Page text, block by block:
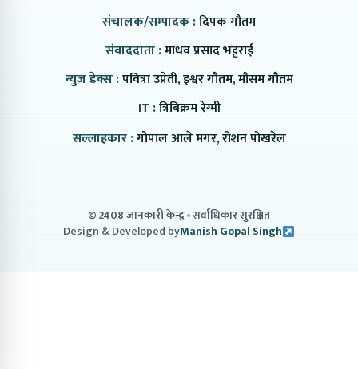
संचालक/सम्पादक :दिपक गौतम
संवाददाता :माधव प्रसाद भट्टराई
न्युज डेक्स :पवित्रा उप्रेती, इश्वर गौतम, मौसम गौतम
IT :त्रिबिक्रम रेग्मी
सल्लाहकार :गोपाल आले मगर, रोशन पोखरेल
© 2408 जानकारी केन्द्र सर्वाधिकार सुरक्षित
Design & Developed byManish Gopal Singh